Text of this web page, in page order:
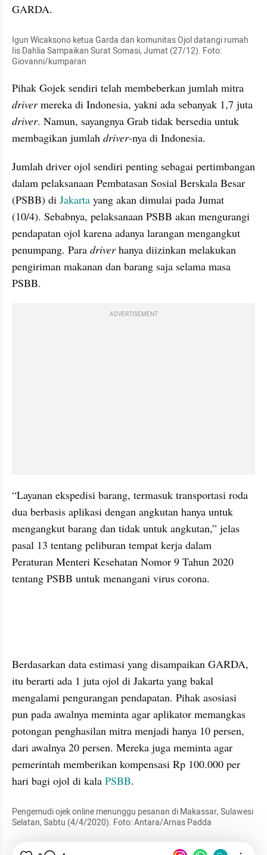
GARDA.
Igun Wicaksono ketua Garda dan komunitas Ojol datangi rumah
Iis Dahlia Sampaikan Surat Somasi, Jumat (27/12). Foto:
Giovanni/kumparan
driver
driver. Namun, sayangnya Grab tidak bersedia untuk
membagikan jumlah driver-nya di Indonesia.
Jumlah driver ojol sendiri penting sebagai pertimbangan
dalam pelaksanaan Pembatasan Sosial Berskala Besar
(PSBB) di Jakarta yang akan dimulai pada Jumat
(10/4). Sebabnya, pelaksanaan PSBB akan mengurangi
pendapatan ojol karena adanya larangan mengangkut
penumpang. Para driver hanya diizinkan melakukan
pengiriman makanan dan barang saja selama masa
PSBB.
ADVERTISEMENT
“Layanan ekspedisi barang, termasuk transportasi roda
dua berbasis aplikasi dengan angkutan hanya untuk
mengangkut barang dan tidak untuk angkutan,” jelas
pasal 13 tentang peliburan tempat kerja dalam
Peraturan Menteri Kesehatan Nomor 9 Tahun 2020
tentang PSBB untuk menangani virus corona.
Berdasarkan data estimasi yang disampaikan GARDA,
itu berarti ada 1 juta ojol di Jakarta yang bakal
mengalami pengurangan pendapatan. Pihak asosiasi
pun pada awalnya meminta agar aplikator memangkas
potongan penghasilan mitra menjadi hanya 10 persen,
dari awalnya 20 persen. Mereka juga meminta agar
pemerintah memberikan kompensasi Rp 100.000 per
hari bagi ojol di kala PSBB.
Pengemudi ojek online menunggu pesanan di Makassar, Sulawesi
Selatan, Sabtu (4/4/2020). Foto: Antara/Arnas Padda